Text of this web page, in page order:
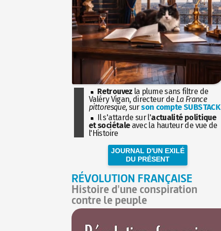
Retrouvez la plume sans filtre de
Valéry Vigan, directeur de La France
pittoresque, surson compte SUBSTACK
Il s'attarde sur l'actualité politique
et sociétaleavec la hauteur de vue de
l'Histoire
JOURNAL D'UN EXILÉ
DU PRÉSENT
RÉVOLUTION FRANÇAISE
Histoire d'une conspiration
contre le peuple